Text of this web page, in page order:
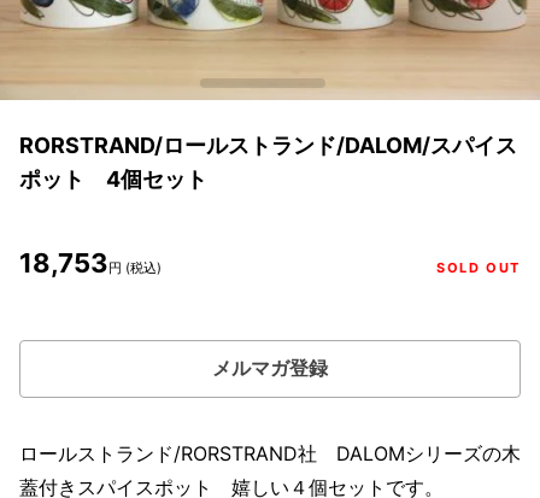
RORSTRAND/ロールストランド/DALOM/スパイス
ポット 4個セット
18,753円 (税込) SOLD OUT
メルマガ登録
ロールストランド/RORSTRAND社 DALOMシリーズの木
蓋付きスパイスポット 嬉しい４個セットです。